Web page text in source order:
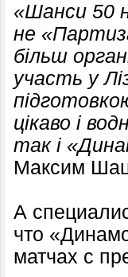
«Шанси 50
не
більш
участь у
цікаво і
так і
Максим
А
что
матчах с